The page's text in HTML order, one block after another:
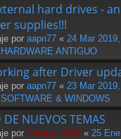
hard drives -
supplies!!!
por aapn77 « 24 Mar
HARDWARE ANTIGUO
after Driver
por aapn77 « 23 Mar 2019,
SOFTWARE & WINDOWS
DE NUEVOS TEMAS
por Titanic_1912 « 25